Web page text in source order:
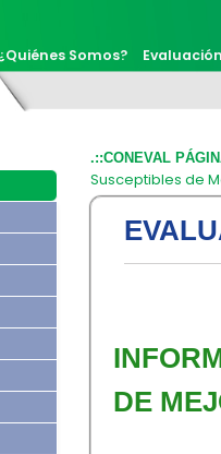
Somos?
.::CONEVAL
Susceptibles de
DE